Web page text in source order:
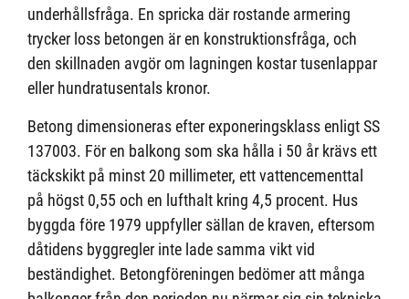
underhållsfråga. En spricka där rostande armering
trycker loss betongen är en konstruktionsfråga, och
den skillnaden avgör om lagningen kostar tusenlappar
eller hundratusentals kronor.
Betong dimensioneras efter exponeringsklass enligt SS
137003. För en balkong som ska hålla i 50 år krävs ett
täckskikt på minst 20 millimeter, ett vattencementtal
på högst 0,55 och en lufthalt kring 4,5 procent. Hus
byggda före 1979 uppfyller sällan de kraven, eftersom
dåtidens byggregler inte lade samma vikt vid
beständighet. Betongföreningen bedömer att många